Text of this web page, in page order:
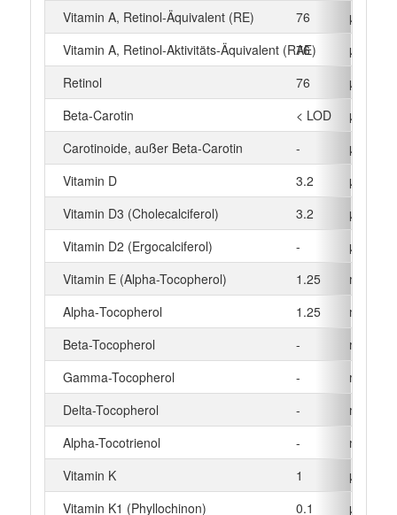
Vitamin A, Retinol-Äquivalent (RE)
76
µg
Vitamin A, Retinol-Aktivitäts-Äquivalent (RAE)
76
µg
Retinol
76
µg
Beta‑Carotin
< LOD
µg
Carotinoide, außer Beta-Carotin
-
µg
Vitamin D
3.2
µg
Vitamin D3 (Cholecalciferol)
3.2
µg
Vitamin D2 (Ergocalciferol)
-
µg
Vitamin E (Alpha-Tocopherol)
1.25
mg
Alpha‑Tocopherol
1.25
mg
Beta-Tocopherol
-
mg
Gamma-Tocopherol
-
mg
Delta-Tocopherol
-
mg
Alpha-Tocotrienol
-
mg
Vitamin K
1
µg
Vitamin K1 (Phyllochinon)
0.1
µg